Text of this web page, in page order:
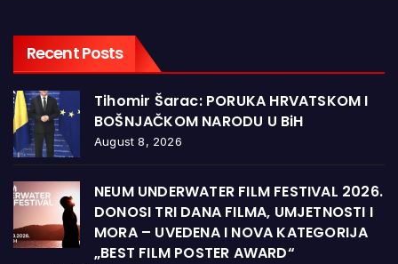
Recent Posts
Tihomir Šarac: PORUKA HRVATSKOM I
BOŠNJAČKOM NARODU U BiH
August 8, 2026
NEUM UNDERWATER FILM FESTIVAL 2026.
DONOSI TRI DANA FILMA, UMJETNOSTI I
MORA – UVEDENA I NOVA KATEGORIJA
„BEST FILM POSTER AWARD“